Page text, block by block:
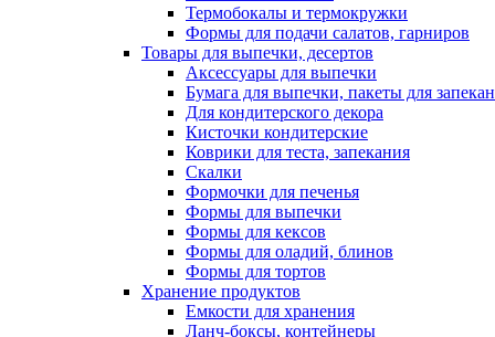
Термобокалы и термокружки
Формы для подачи салатов, гарниров
Товары для выпечки, десертов
Аксессуары для выпечки
Бумага для выпечки, пакеты для
Для кондитерского декора
Кисточки кондитерские
Коврики для теста, запекания
Скалки
Формочки для печенья
Формы для выпечки
Формы для кексов
Формы для оладий, блинов
Формы для тортов
Хранение продуктов
Емкости для хранения
Ланч-боксы, контейнеры